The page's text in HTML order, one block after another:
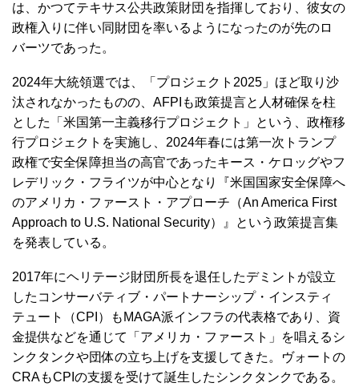
は、かつてテキサス公共政策財団を指揮しており、彼女の
政権入りに伴い同財団を率いるようになったのが先のロ
バーツであった。
2024年大統領選では、「プロジェクト2025」ほど取り沙
汰されなかったものの、AFPIも政策提言と人材確保を柱
とした「米国第一主義移行プロジェクト」という、政権移
行プロジェクトを実施し、2024年春には第一次トランプ
政権で安全保障担当の高官であったキース・ケロッグやフ
レデリック・フライツが中心となり『米国国家安全保障へ
のアメリカ・ファースト・アプローチ（An America First
Approach to U.S. National Security）』という政策提言集
を発表している。
2017年にヘリテージ財団所長を退任したデミントが設立
したコンサーバティブ・パートナーシップ・インスティ
テュート（CPI）もMAGA派インフラの代表格であり、資
金提供などを通じて「アメリカ・ファースト」を唱えるシ
ンクタンクや団体の立ち上げを支援してきた。ヴォートの
CRAもCPIの支援を受けて誕生したシンクタンクである。